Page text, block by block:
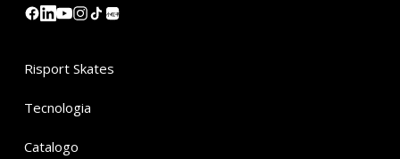
小红书
Risport Skates
Tecnologia
Catalogo